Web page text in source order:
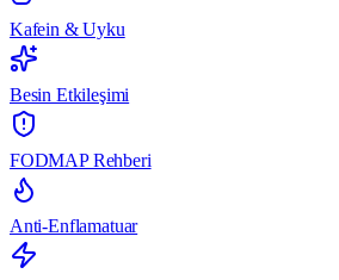
Kafein & Uyku
Besin Etkileşimi
FODMAP Rehberi
Anti-Enflamatuar